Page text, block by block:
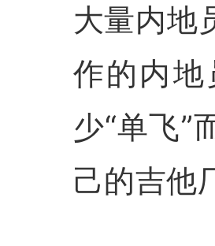
大量内地
作的内
少“单飞”
己的吉他